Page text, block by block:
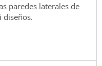
paredes laterales de
diseños.